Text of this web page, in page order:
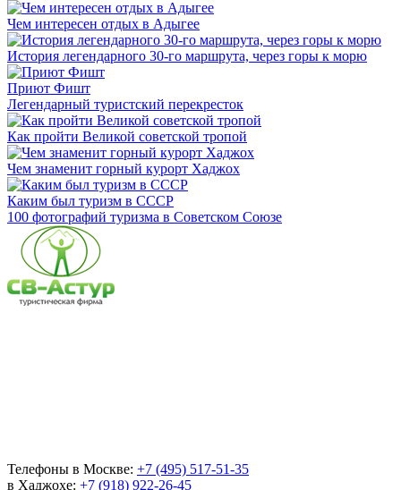
Чем интересен отдых в Адыгее
История легендарного 30-го маршрута, через горы к морю
Приют Фишт
Легендарный туристский перекресток
Как пройти Великой советской тропой
Чем знаменит горный курорт Хаджох
Каким был туризм в СССР
100 фотографий туризма в Советском Союзе
Телефоны в Москве: +7 (495) 517-51-35
в Хаджохе: +7 (918) 922-26-45